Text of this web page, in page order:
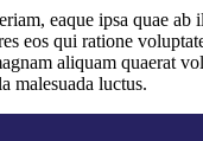
eaque ipsa quae
eos qui ratione
aliquam quaerat
malesuada luctus.